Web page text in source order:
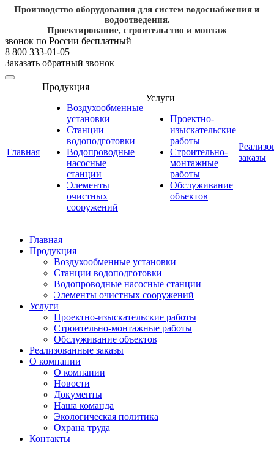
Производство оборудования для систем водоснабжения и
водоотведения.
Проектирование, строительство и монтаж
звонок по России бесплатный
8 800 333-01-05
Заказать обратный звонок
Главная
Продукция
Воздухообменные
установки
Станции
водоподготовки
Водопроводные
насосные
станции
Элементы
очистных
сооружений
Услуги
Проектно-
изыскательские
работы
Строительно-
монтажные
работы
Обслуживание
объектов
заказы
Главная
Продукция
Воздухообменные установки
Станции водоподготовки
Водопроводные насосные станции
Элементы очистных сооружений
Услуги
Проектно-изыскательские работы
Строительно-монтажные работы
Обслуживание объектов
Реализованные заказы
О компании
О компании
Новости
Документы
Наша команда
Экологическая политика
Охрана труда
Контакты